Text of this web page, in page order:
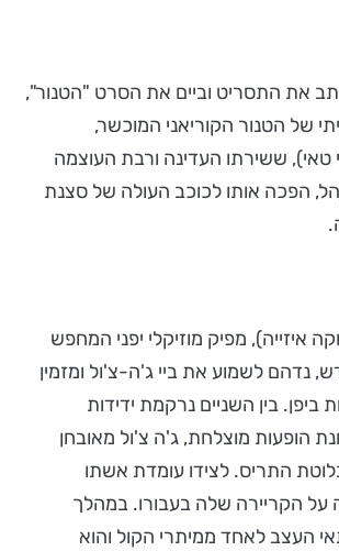
את התסריט וביים את הסרט "הטנור",
של הטנור הקוריאני המוכשר,
טאי), ששירתו העדינה ורבת העוצמה
הפכה אותו לכוכב העולה של סצנת
איזייה), מפיק מוזיקלי יפני המחפש
נדהם לשמוע את ביי ג'ה-צ'ול ומזמין
ביפן. בין השניים נרקמת ידידות
הופעות מוצלחת, ג'ה צ'ול מאובחן
התריס. לצידו עומדת אשתו
על הקריירה שלה בעבורו. במהלך
העצב לאחד ממיתרי הקול והוא